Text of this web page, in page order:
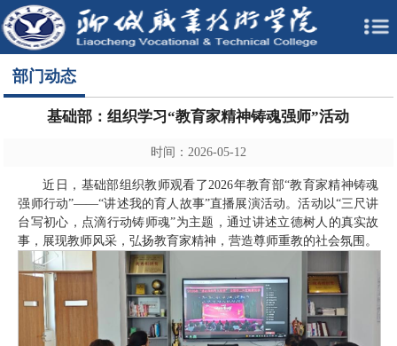
部门动态
基础部：组织学习“教育家精神铸魂强师”活动
时间：2026-05-12
近日，基础部组织教师观看了2026年教育部“教育家精神铸魂
强师行动”——“讲述我的育人故事”直播展演活动。活动以“三尺讲
台写初心，点滴行动铸师魂”为主题，通过讲述立德树人的真实故
事，展现教师风采，弘扬教育家精神，营造尊师重教的社会氛围。